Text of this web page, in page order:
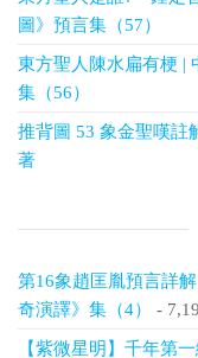
圖》預言集（57）
東方聖人陳水扁有梗 |
集（56）
推背圖 53 象金聖嘆註
著
第16象趙匡胤預言詳
奇演譯》集（4）
-
【紫微星明】千年第